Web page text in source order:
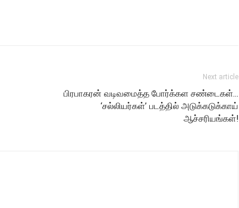
Next article
பிரபாகரன் வடிவமைத்த போர்க்கள சண்டைகள்…
‘சல்லியர்கள்’ படத்தில் அடுக்கடுக்காய்
ஆச்சரியங்கள்!